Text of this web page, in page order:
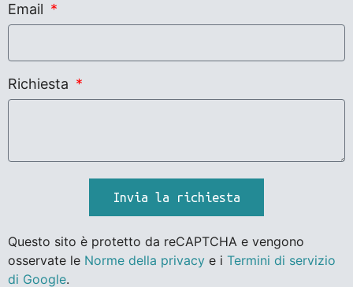
Email
Richiesta
Invia la richiesta
Questo sito è protetto da reCAPTCHA e vengono
osservate le Norme della privacy e i Termini di servizio
di Google.